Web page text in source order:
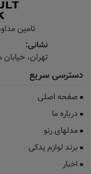
تامین
نشانی:
تهران، خیابان‌
دسترسی سریع
صفحه اصلی
درباره ما
مدلهای رنو
برند لوازم یدکی
اخبار